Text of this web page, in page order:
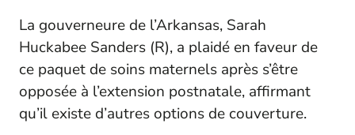
La gouverneure de l’Arkansas, Sarah
Huckabee Sanders (R), a plaidé en faveur de
ce paquet de soins maternels après s’être
opposée à l’extension postnatale, affirmant
qu’il existe d’autres options de couverture.